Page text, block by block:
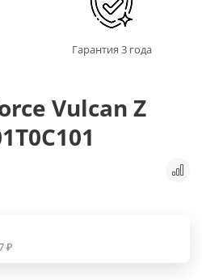
Гарантия 3 года
Vulcan Z
₽